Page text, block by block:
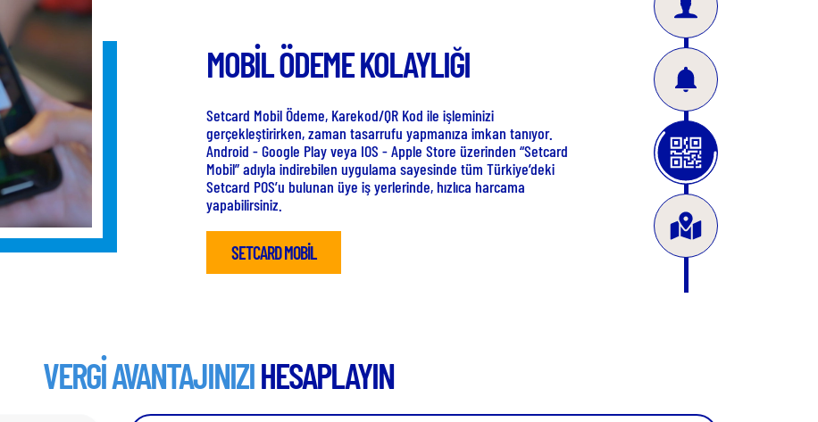
KULLANIM NOKTALARI
Setcard Mobil uygulamasında, Setpara anlaşmalı üye iş
yerlerinin konumları, harita üzerinde görünen yıldızlı
noktalarla belirtiliyor.
60.000’ini aşkın; restoran, cafe, market gibi
lokasyondan dilediğinizi seçerek, tüketim ihtiyacınızı
VERGİ AVANTAJINIZIHESAPLAYIN